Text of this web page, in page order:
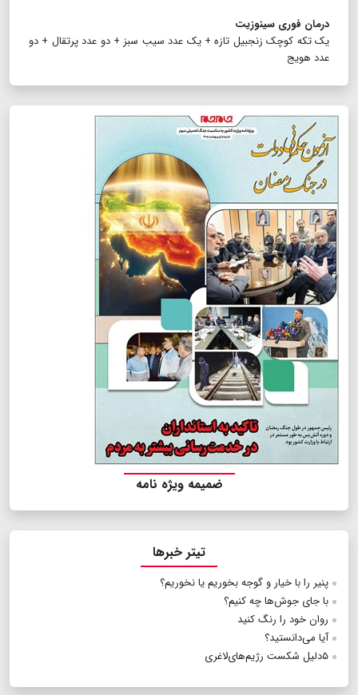
درمان فوری سینوزیت
یک تکه کوچک زنجبیل تازه + یک عدد سیب سبز + دو عدد پرتقال + دو
عدد هویج
ضمیمه ویژه نامه
تیتر خبرها
پنیر را با خیار و گوجه بخوریم یا نخوریم؟
با جای جوش‌ها چه کنیم؟
روان خود را رنگ کنید
آیا می‌دانستید؟
۵دلیل شکست رژیم‌های‌لاغری